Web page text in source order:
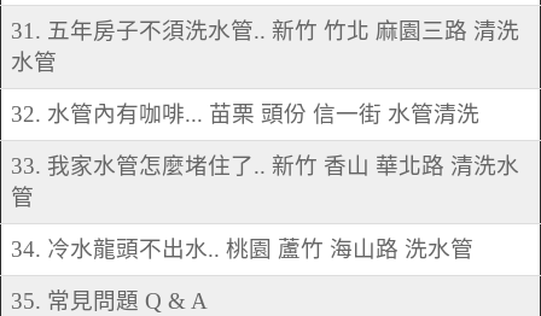
31. 五年房子不須洗水管.. 新竹 竹北 麻園三路 清洗
水管
32. 水管內有咖啡... 苗栗 頭份 信一街 水管清洗
33. 我家水管怎麼堵住了.. 新竹 香山 華北路 清洗水
管
34. 冷水龍頭不出水.. 桃園 蘆竹 海山路 洗水管
35. 常見問題 Q & A